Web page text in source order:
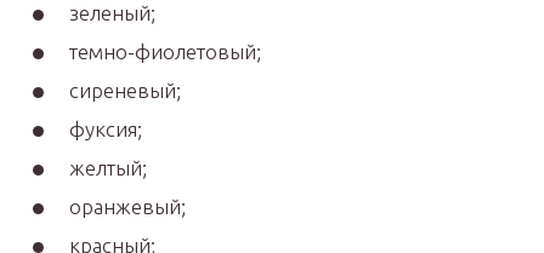
зеленый;
темно-фиолетовый;
сиреневый;
фуксия;
желтый;
оранжевый;
красный;